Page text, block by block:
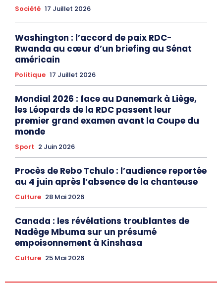
Société 17 Juillet 2026
Washington : l’accord de paix RDC-
Rwanda au cœur d’un briefing au Sénat
américain
Politique 17 Juillet 2026
Mondial 2026 : face au Danemark à Liège,
les Léopards de la RDC passent leur
premier grand examen avant la Coupe du
monde
Sport 2 Juin 2026
Procès de Rebo Tchulo : l’audience reportée
au 4 juin après l’absence de la chanteuse
Culture 28 Mai 2026
Canada : les révélations troublantes de
Nadège Mbuma sur un présumé
empoisonnement à Kinshasa
Culture 25 Mai 2026